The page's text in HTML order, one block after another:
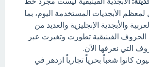
الأبجديات المستخدمة اليوم، بما
والأبجدية الإنجليزية والعديد من
الحروف الفينيقية تطورت وتغيرت عبر
التي نعرفها الآن.
كانوا شعباً بحرياً تجارياً ازدهر في